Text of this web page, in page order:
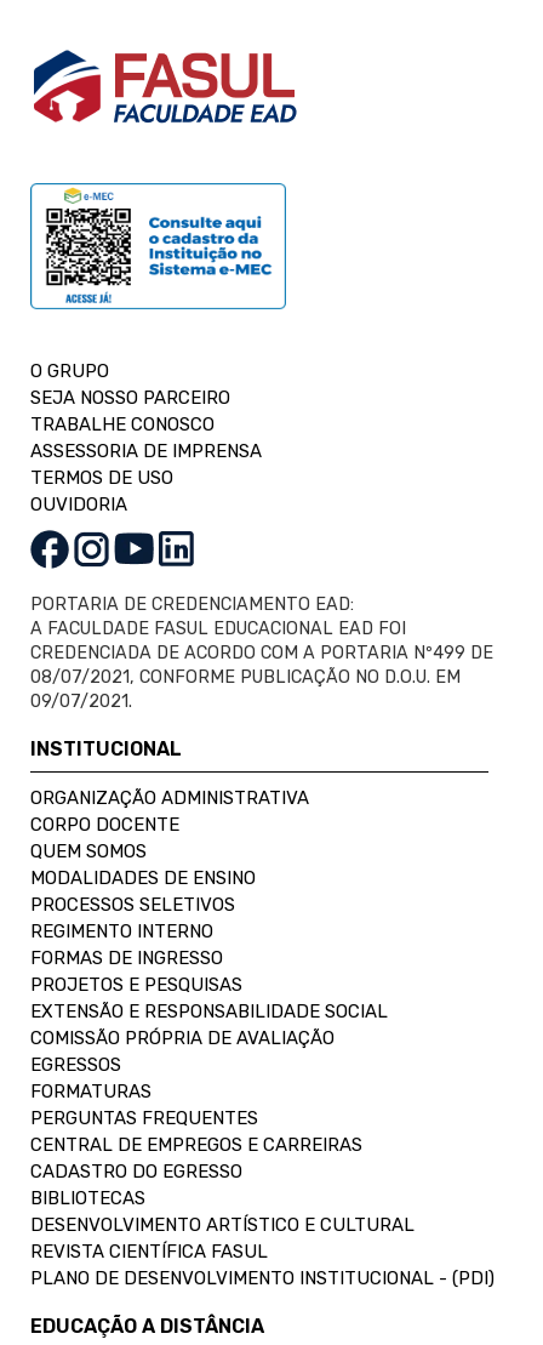
O GRUPO
SEJA NOSSO PARCEIRO
TRABALHE CONOSCO
ASSESSORIA DE IMPRENSA
TERMOS DE USO
OUVIDORIA
PORTARIA DE CREDENCIAMENTO EAD:
A FACULDADE FASUL EDUCACIONAL EAD FOI
CREDENCIADA DE ACORDO COM A PORTARIA Nº499 DE
08/07/2021, CONFORME PUBLICAÇÃO NO D.O.U. EM
09/07/2021.
INSTITUCIONAL
ORGANIZAÇÃO ADMINISTRATIVA
CORPO DOCENTE
QUEM SOMOS
MODALIDADES DE ENSINO
PROCESSOS SELETIVOS
REGIMENTO INTERNO
FORMAS DE INGRESSO
PROJETOS E PESQUISAS
EXTENSÃO E RESPONSABILIDADE SOCIAL
COMISSÃO PRÓPRIA DE AVALIAÇÃO
EGRESSOS
FORMATURAS
PERGUNTAS FREQUENTES
CENTRAL DE EMPREGOS E CARREIRAS
CADASTRO DO EGRESSO
BIBLIOTECAS
DESENVOLVIMENTO ARTÍSTICO E CULTURAL
REVISTA CIENTÍFICA FASUL
PLANO DE DESENVOLVIMENTO INSTITUCIONAL - (PDI)
EDUCAÇÃO A DISTÂNCIA